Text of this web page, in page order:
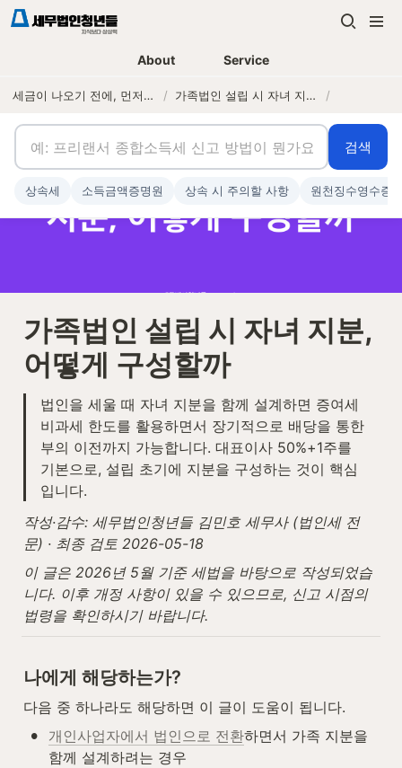
About Service
세금이 나오기 전에, 먼저 연락하는 세무법인 / 가족법인 설립 시 자녀 지분, 어떻게 구성할까 /
가족법인 설립 시 자녀 지분,
어떻게 구성할까
법인을 세울 때 자녀 지분을 함께 설계하면 증여세
비과세 한도를 활용하면서 장기적으로 배당을 통한
부의 이전까지 가능합니다. 대표이사 50%+1주를
기본으로, 설립 초기에 지분을 구성하는 것이 핵심
입니다.
작성·감수: 세무법인청년들 김민호 세무사 (법인세 전
문) · 최종 검토 2026-05-18
이 글은 2026년 5월 기준 세법을 바탕으로 작성되었습
니다. 이후 개정 사항이 있을 수 있으므로, 신고 시점의
법령을 확인하시기 바랍니다.
나에게 해당하는가?
다음 중 하나라도 해당하면 이 글이 도움이 됩니다.
• 개인사업자에서 법인으로 전환하면서 가족 지분을
함께 설계하려는 경우
검색
상속세 소득금액증명원 상속 시 주의할 사항 원천징수영수증